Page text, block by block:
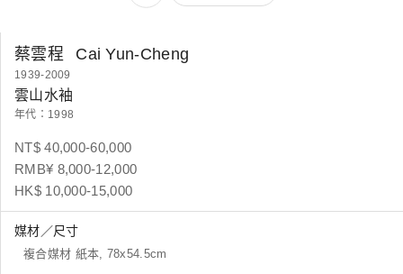
蔡雲程 Cai Yun-Cheng
1939-2009
雲山水袖
年代：1998
NT$ 40,000-60,000
RMB¥ 8,000-12,000
HK$ 10,000-15,000
媒材／尺寸
複合媒材 紙本, 78x54.5cm